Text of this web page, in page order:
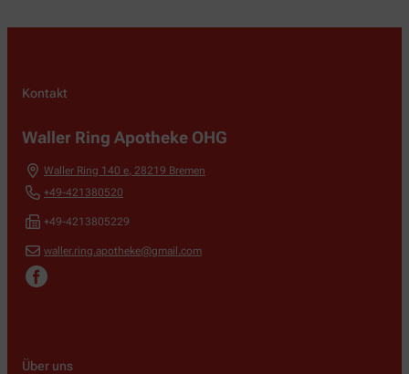
Kontakt
Waller Ring Apotheke OHG
Waller Ring 140 e, 28219 Bremen
+49-421380520
+49-4213805229
waller.ring.apotheke@gmail.com
Über uns